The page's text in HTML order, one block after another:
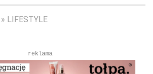
LIFESTYLE
reklama